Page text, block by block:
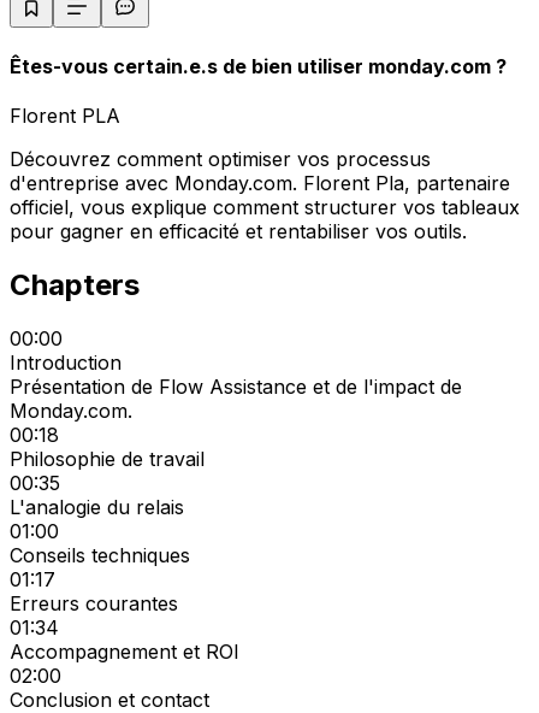
Êtes-vous certain.e.s de bien utiliser monday.com ?
Florent PLA
Découvrez comment optimiser vos processus
d'entreprise avec Monday.com. Florent Pla, partenaire
officiel, vous explique comment structurer vos tableaux
pour gagner en efficacité et rentabiliser vos outils.
Chapters
00:00
Introduction
Présentation de Flow Assistance et de l'impact de
Monday.com.
00:18
Philosophie de travail
00:35
L'analogie du relais
01:00
Conseils techniques
01:17
Erreurs courantes
01:34
Accompagnement et ROI
02:00
Conclusion et contact